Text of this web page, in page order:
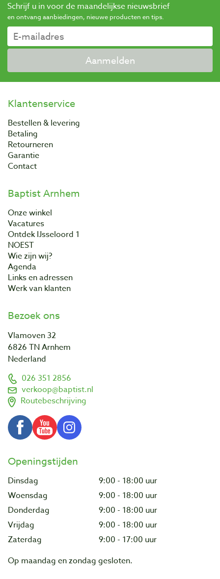
Schrijf u in voor de maandelijkse nieuwsbrief
en ontvang aanbiedingen, nieuwe producten en tips.
Aanmelden
Klantenservice
Bestellen & levering
Betaling
Retourneren
Garantie
Contact
Baptist Arnhem
Onze winkel
Vacatures
Ontdek IJsseloord 1
NOEST
Wie zijn wij?
Agenda
Links en adressen
Werk van klanten
Bezoek ons
Vlamoven 32
6826 TN Arnhem
Nederland
026 351 2856
verkoop@baptist.nl
Routebeschrijving
Openingstijden
Dinsdag
9:00 - 18:00 uur
Woensdag
9:00 - 18:00 uur
Donderdag
9:00 - 18:00 uur
Vrijdag
9:00 - 18:00 uur
Zaterdag
9:00 - 17:00 uur
Op maandag en zondag gesloten.